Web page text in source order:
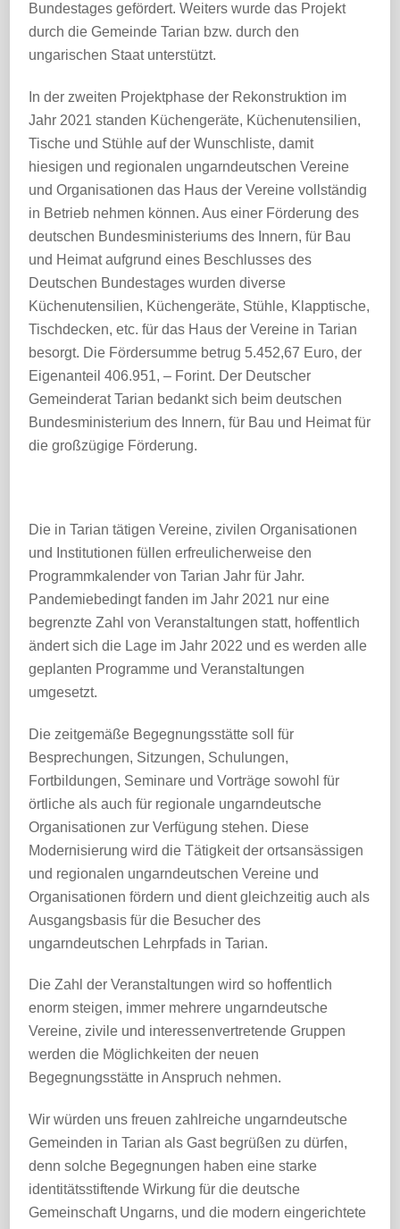
Bundestages gefördert. Weiters wurde das Projekt
durch die Gemeinde Tarian bzw. durch den
ungarischen Staat unterstützt.
In der zweiten Projektphase der Rekonstruktion im
Jahr 2021 standen Küchengeräte, Küchenutensilien,
Tische und Stühle auf der Wunschliste, damit
hiesigen und regionalen ungarndeutschen Vereine
und Organisationen das Haus der Vereine vollständig
in Betrieb nehmen können. Aus einer Förderung des
deutschen Bundesministeriums des Innern, für Bau
und Heimat aufgrund eines Beschlusses des
Deutschen Bundestages wurden diverse
Küchenutensilien, Küchengeräte, Stühle, Klapptische,
Tischdecken, etc. für das Haus der Vereine in Tarian
besorgt. Die Fördersumme betrug 5.452,67 Euro, der
Eigenanteil 406.951, – Forint. Der Deutscher
Gemeinderat Tarian bedankt sich beim deutschen
Bundesministerium des Innern, für Bau und Heimat für
die großzügige Förderung.
Die in Tarian tätigen Vereine, zivilen Organisationen
und Institutionen füllen erfreulicherweise den
Programmkalender von Tarian Jahr für Jahr.
Pandemiebedingt fanden im Jahr 2021 nur eine
begrenzte Zahl von Veranstaltungen statt, hoffentlich
ändert sich die Lage im Jahr 2022 und es werden alle
geplanten Programme und Veranstaltungen
umgesetzt.
Die zeitgemäße Begegnungsstätte soll für
Besprechungen, Sitzungen, Schulungen,
Fortbildungen, Seminare und Vorträge sowohl für
örtliche als auch für regionale ungarndeutsche
Organisationen zur Verfügung stehen. Diese
Modernisierung wird die Tätigkeit der ortsansässigen
und regionalen ungarndeutschen Vereine und
Organisationen fördern und dient gleichzeitig auch als
Ausgangsbasis für die Besucher des
ungarndeutschen Lehrpfads in Tarian.
Die Zahl der Veranstaltungen wird so hoffentlich
enorm steigen, immer mehrere ungarndeutsche
Vereine, zivile und interessenvertretende Gruppen
werden die Möglichkeiten der neuen
Begegnungsstätte in Anspruch nehmen.
Wir würden uns freuen zahlreiche ungarndeutsche
Gemeinden in Tarian als Gast begrüßen zu dürfen,
denn solche Begegnungen haben eine starke
identitätsstiftende Wirkung für die deutsche
Gemeinschaft Ungarns, und die modern eingerichtete